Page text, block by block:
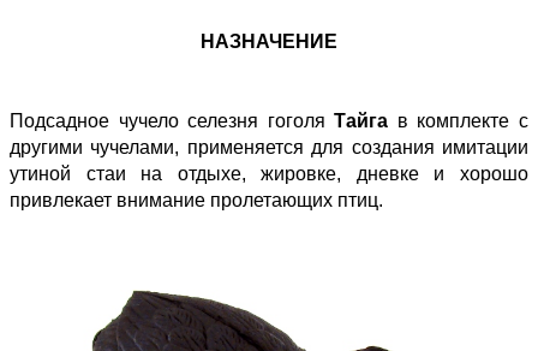
НАЗНАЧЕНИЕ
Подсадное чучело селезня гоголяТайга в комплекте с
другими чучелами, применяется для создания имитации
утиной стаи на отдыхе, жировке, дневке и хорошо
привлекает внимание пролетающих птиц.